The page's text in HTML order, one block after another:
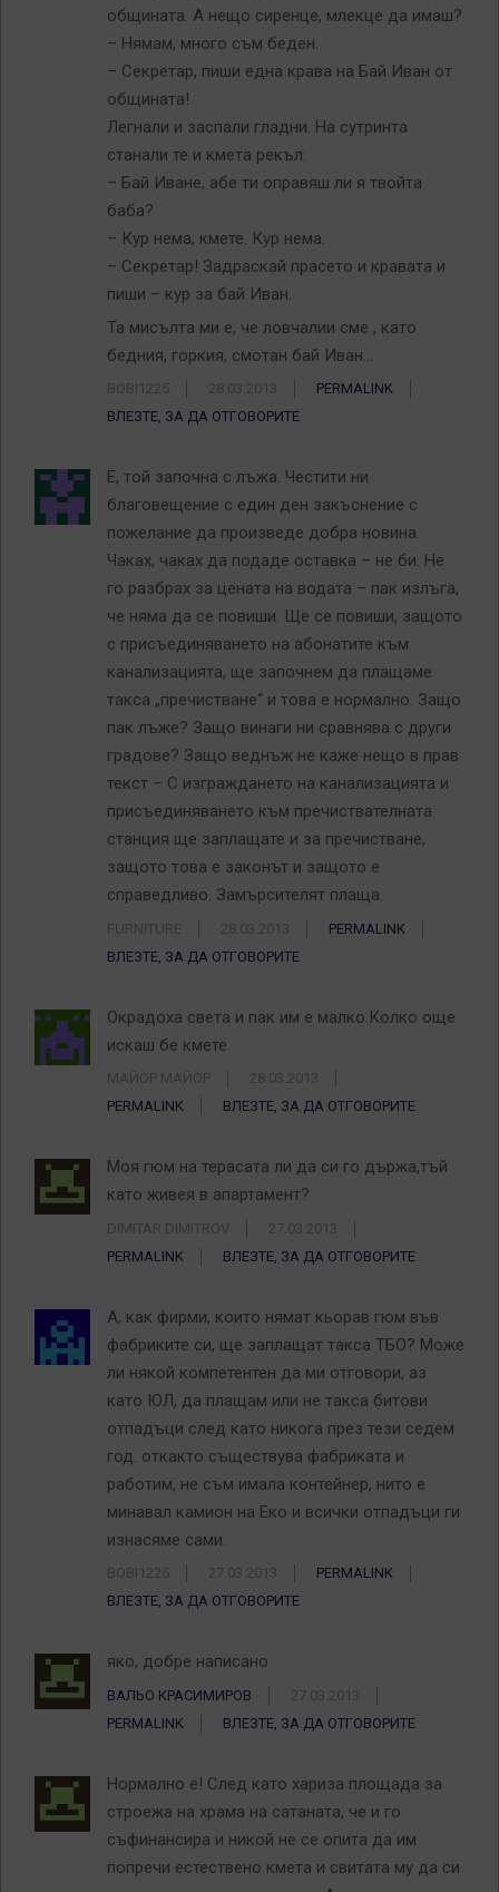
общината. А нещо сиренце, млекце да имаш?
– Нямам, много съм беден.
– Секретар, пиши една крава на Бай Иван от
общината!
Легнали и заспали гладни. На сутринта
станали те и кмета рекъл:
– Бай Иване, абе ти оправяш ли я твойта
баба?
– Кур нема, кмете. Кур нема.
– Секретар! Задраскай прасето и кравата и
пиши – кур за бай Иван.
Та мисълта ми е, че ловчалии сме , като
бедния, горкия, смотан бай Иван…
BOBI1225 28.03.2013
PERMALINK
ВЛЕЗТЕ, ЗА ДА ОТГОВОРИТЕ
Е, той започна с лъжа. Честити ни
благовещение с един ден закъснение с
пожелание да произведе добра новина.
Чаках, чаках да подаде оставка – не би. Не
го разбрах за цената на водата – пак излъга,
че няма да се повиши. Ще се повиши, защото
с присъединяването на абонатите към
канализацията, ще започнем да плащаме
такса „пречистване“ и това е нормално. Защо
пак лъже? Защо винаги ни сравнява с други
градове? Защо веднъж не каже нещо в прав
текст – С изграждането на канализацията и
присъединяването към пречиствателната
станция ще заплащате и за пречистване,
защото това е законът и защото е
справедливо. Замърсителят плаща.
FURNITURE 28.03.2013
PERMALINK
ВЛЕЗТЕ, ЗА ДА ОТГОВОРИТЕ
Окрадоха света и пак им е малко.Колко още
искаш бе кмете.
МАЙОР МАЙОР
28.03.2013
PERMALINK
ВЛЕЗТЕ, ЗА ДА ОТГОВОРИТЕ
Моя гюм на терасата ли да си го държа,тъй
като живея в апартамент?
DIMITAR DIMITROV
27.03.2013
PERMALINK
ВЛЕЗТЕ, ЗА ДА ОТГОВОРИТЕ
А, как фирми, които нямат кьорав гюм във
фабриките си, ще заплащат такса ТБО? Може
ли някой компетентен да ми отговори, аз
като ЮЛ, да плащам или не такса битови
отпадъци след като никога през тези седем
год. откакто съществува фабриката и
работим, не съм имала контейнер, нито е
минавал камион на Еко и всички отпадъци ги
изнасяме сами.
BOBI1225 27.03.2013
PERMALINK
ВЛЕЗТЕ, ЗА ДА ОТГОВОРИТЕ
яко, добре написано
ВАЛЬО КРАСИМИРОВ
27.03.2013
PERMALINK
ВЛЕЗТЕ, ЗА ДА ОТГОВОРИТЕ
Нормално е! След като хариза площада за
строежа на храма на сатаната, че и го
съфинансира и никой не се опита да им
попречи естествено кмета и свитата му да си